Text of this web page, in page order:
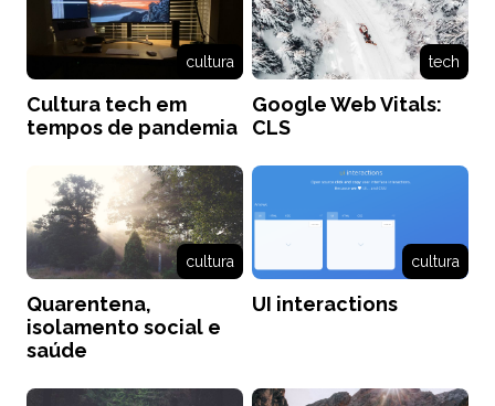
cultura
Cultura tech em
tempos de pandemia
tech
Google Web Vitals:
CLS
cultura
Quarentena,
isolamento social e
saúde
cultura
UI interactions